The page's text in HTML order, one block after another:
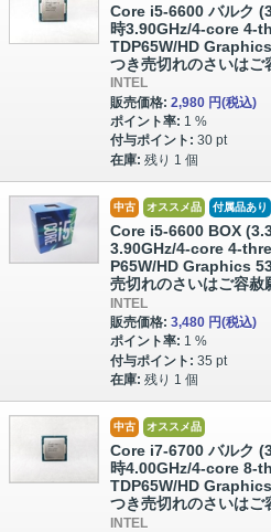
Core i5-6600 バルク
時3.90GHz/4-core 4-
TDP65W/HD
つき売切れのさいはご
INTEL
販売価格: 2,980 円(税込)
ポイント率: 1 %
付与ポイント: 30 pt
在庫: 残り 1 個
中古 オススメ品 付属品あり
Core i5-6600 BOX
3.90GHz/4-core 4-
P65W/HD Graphics
売切れのさいはご容赦
INTEL
販売価格: 3,480 円(税込)
ポイント率: 1 %
付与ポイント: 35 pt
在庫: 残り 1 個
中古 オススメ品
Core i7-6700 バルク
時4.00GHz/4-core 8-
TDP65W/HD
つき売切れのさいはご
INTEL